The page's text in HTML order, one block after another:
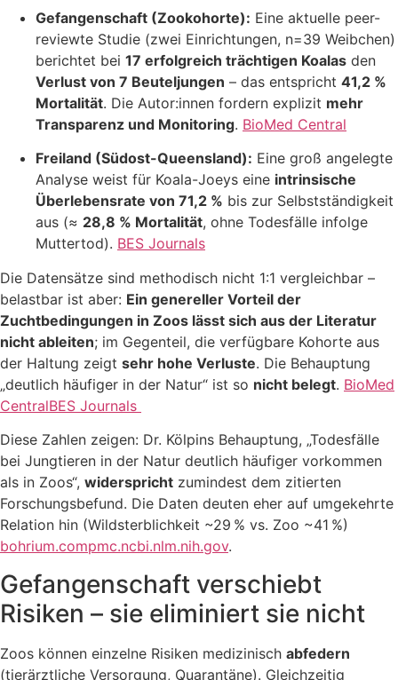
Gefangenschaft (Zookohorte): Eine aktuelle peer-
reviewte Studie (zwei Einrichtungen, n=39 Weibchen)
berichtet bei 17 erfolgreich trächtigen Koalas den
Verlust von 7 Beuteljungen – das entspricht 41,2 %
Mortalität. Die Autor:innen fordern explizit mehr
Transparenz und Monitoring. BioMed Central
Freiland (Südost-Queensland): Eine groß angelegte
Analyse weist für Koala-Joeys eine intrinsische
Überlebensrate von 71,2 % bis zur Selbstständigkeit
aus (≈ 28,8 % Mortalität, ohne Todesfälle infolge
Muttertod). BES Journals
Die Datensätze sind methodisch nicht 1:1 vergleichbar –
belastbar ist aber: Ein genereller Vorteil der
Zuchtbedingungen in Zoos lässt sich aus der Literatur
nicht ableiten; im Gegenteil, die verfügbare Kohorte aus
der Haltung zeigt sehr hohe Verluste. Die Behauptung
„deutlich häufiger in der Natur“ ist so nicht belegt. BioMed
CentralBES Journals
Diese Zahlen zeigen: Dr. Kölpins Behauptung, „Todesfälle
bei Jungtieren in der Natur deutlich häufiger vorkommen
als in Zoos“, widerspricht zumindest dem zitierten
Forschungsbefund. Die Daten deuten eher auf umgekehrte
Relation hin (Wildsterblichkeit ~29 % vs. Zoo ~41 %)
bohrium.compmc.ncbi.nlm.nih.gov.
Gefangenschaft verschiebt
Risiken – sie eliminiert sie nicht
Zoos können einzelne Risiken medizinisch abfedern
(tierärztliche Versorgung, Quarantäne). Gleichzeitig